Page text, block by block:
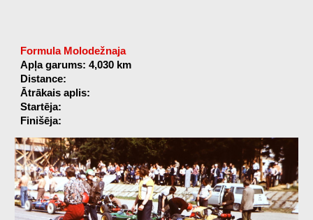
Formula Molodežnaja
Apļa garums: 4,030 km
Distance:
Ātrākais aplis:
Startēja:
Finišēja: